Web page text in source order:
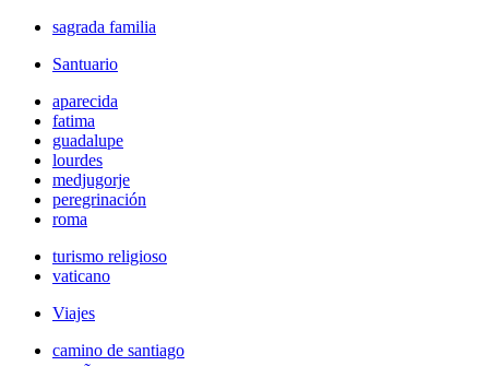
sagrada familia
Santuario
aparecida
fatima
guadalupe
lourdes
medjugorje
peregrinación
roma
turismo religioso
vaticano
Viajes
camino de santiago